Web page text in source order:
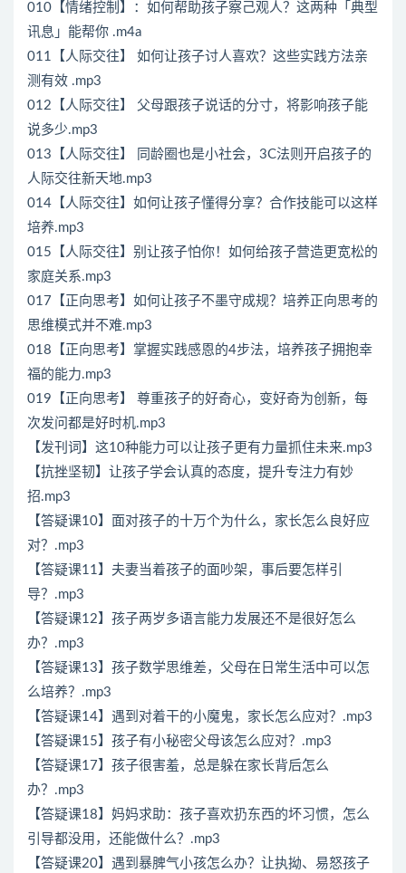
010【情绪控制】：如何帮助孩子察己观人？这两种「典型
讯息」能帮你 .m4a
011【人际交往】 如何让孩子讨人喜欢？这些实践方法亲
测有效 .mp3
012【人际交往】 父母跟孩子说话的分寸，将影响孩子能
说多少.mp3
013【人际交往】 同龄圈也是小社会，3C法则开启孩子的
人际交往新天地.mp3
014【人际交往】如何让孩子懂得分享？合作技能可以这样
培养.mp3
015【人际交往】别让孩子怕你！如何给孩子营造更宽松的
家庭关系.mp3
017【正向思考】如何让孩子不墨守成规？培养正向思考的
思维模式并不难.mp3
018【正向思考】掌握实践感恩的4步法，培养孩子拥抱幸
福的能力.mp3
019【正向思考】 尊重孩子的好奇心，变好奇为创新，每
次发问都是好时机.mp3
【发刊词】这10种能力可以让孩子更有力量抓住未来.mp3
【抗挫坚韧】让孩子学会认真的态度，提升专注力有妙
招.mp3
【答疑课10】面对孩子的十万个为什么，家长怎么良好应
对？.mp3
【答疑课11】夫妻当着孩子的面吵架，事后要怎样引
导？.mp3
【答疑课12】孩子两岁多语言能力发展还不是很好怎么
办？.mp3
【答疑课13】孩子数学思维差，父母在日常生活中可以怎
么培养？.mp3
【答疑课14】遇到对着干的小魔鬼，家长怎么应对？.mp3
【答疑课15】孩子有小秘密父母该怎么应对？.mp3
【答疑课17】孩子很害羞，总是躲在家长背后怎么
办？.mp3
【答疑课18】妈妈求助：孩子喜欢扔东西的坏习惯，怎么
引导都没用，还能做什么？.mp3
【答疑课20】遇到暴脾气小孩怎么办？让执拗、易怒孩子